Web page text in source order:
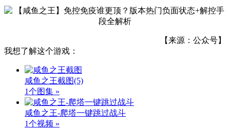
【来源：公众号】
我想了解这个游戏：
咸鱼之王截图(5)
1个图集 »
咸鱼之王-爬塔一键跳过战斗
1个视频 »